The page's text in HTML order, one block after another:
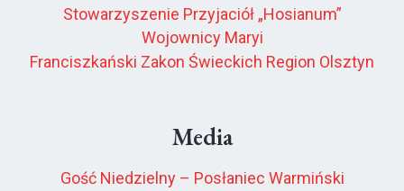
Stowarzyszenie Przyjaciół „Hosianum”
Wojownicy Maryi
Franciszkański Zakon Świeckich Region Olsztyn
Media
Gość Niedzielny – Posłaniec Warmiński